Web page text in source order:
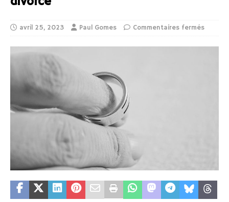
avril 25, 2023 Paul Gomes Commentaires fermés